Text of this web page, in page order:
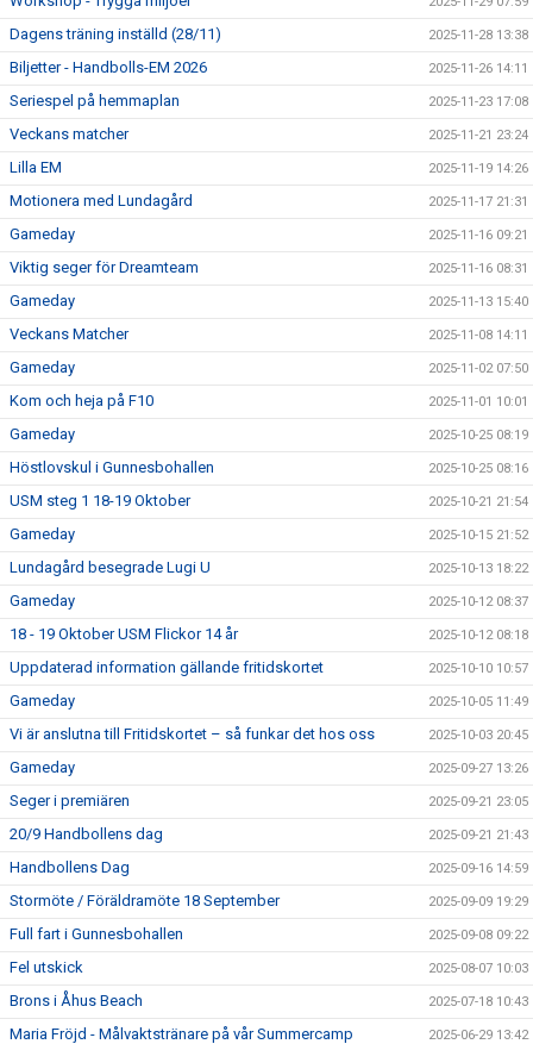
Dagens träning inställd (28/11) 2025-11-28 13:38
Biljetter - Handbolls-EM 2026 2025-11-26 14:11
Seriespel på hemmaplan 2025-11-23 17:08
Veckans matcher 2025-11-21 23:24
Lilla EM 2025-11-19 14:26
Motionera med Lundagård 2025-11-17 21:31
Gameday 2025-11-16 09:21
Viktig seger för Dreamteam 2025-11-16 08:31
Gameday 2025-11-13 15:40
Veckans Matcher 2025-11-08 14:11
Gameday 2025-11-02 07:50
Kom och heja på F10 2025-11-01 10:01
Gameday 2025-10-25 08:19
Höstlovskul i Gunnesbohallen 2025-10-25 08:16
USM steg 1 18-19 Oktober 2025-10-21 21:54
Gameday 2025-10-15 21:52
Lundagård besegrade Lugi U 2025-10-13 18:22
Gameday 2025-10-12 08:37
18 - 19 Oktober USM Flickor 14 år 2025-10-12 08:18
Uppdaterad information gällande fritidskortet 2025-10-10 10:57
Gameday 2025-10-05 11:49
Vi är anslutna till Fritidskortet – så funkar det hos oss 2025-10-03 20:45
Gameday 2025-09-27 13:26
Seger i premiären 2025-09-21 23:05
20/9 Handbollens dag 2025-09-21 21:43
Handbollens Dag 2025-09-16 14:59
Stormöte / Föräldramöte 18 September 2025-09-09 19:29
Full fart i Gunnesbohallen 2025-09-08 09:22
Fel utskick 2025-08-07 10:03
Brons i Åhus Beach 2025-07-18 10:43
Maria Fröjd - Målvaktstränare på vår Summercamp 2025-06-29 13:42